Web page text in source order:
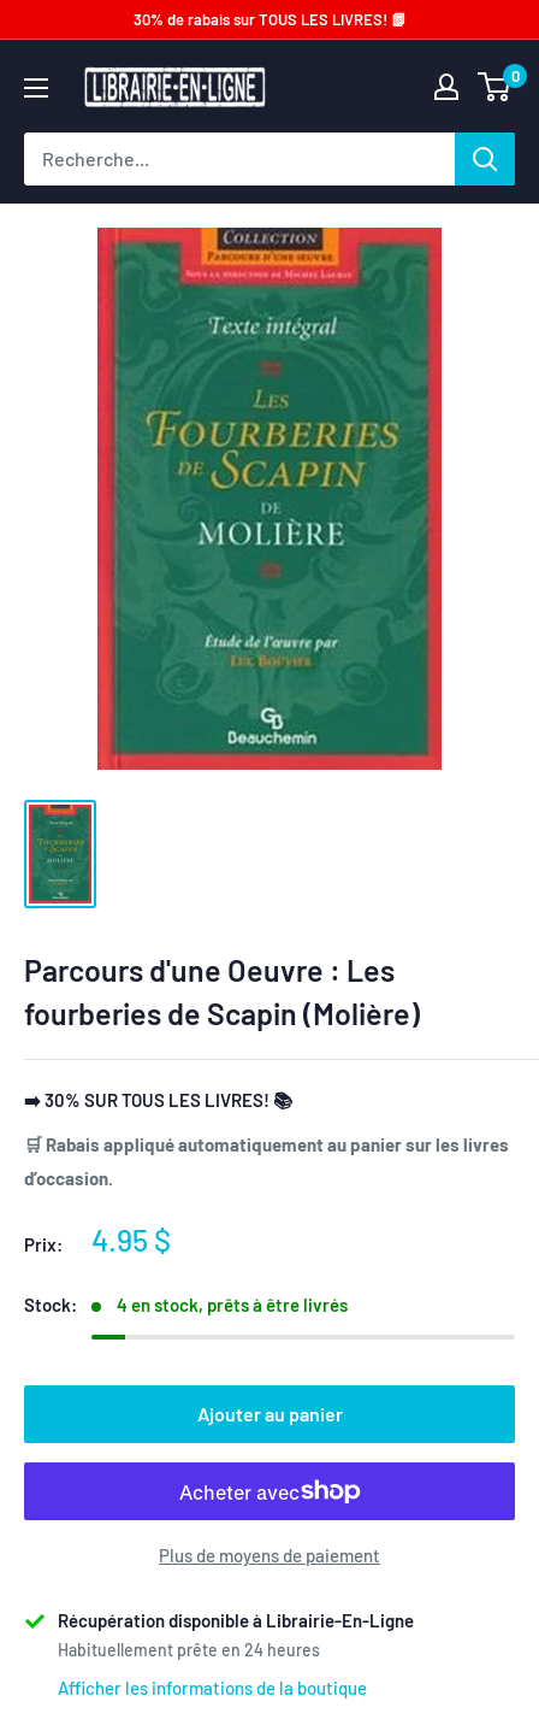
contenu
30% de rabais sur TOUS LES LIVRES! 📗
Librairie-
en-
ligne.com
0
Parcours d'une Oeuvre : Les
fourberies de Scapin (Molière)
➡️ 30% SUR TOUS LES LIVRES! 📚
🛒 Rabais appliqué automatiquement au panier sur les livres
d’occasion.
Prix:
Prix
4.95 $
Stock: 4 en stock, prêts à être livrés
Ajouter au panier
Plus de moyens de paiement
Récupération disponible à Librairie-En-Ligne
Habituellement prête en 24 heures
Afficher les informations de la boutique